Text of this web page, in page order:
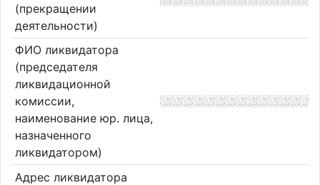
(прекращении
деятельности)
ФИО ликвидатора
(председателя
ликвидационной
комиссии,
наименование юр. лица,
назначенного
ликвидатором)
Адрес ликвидатора